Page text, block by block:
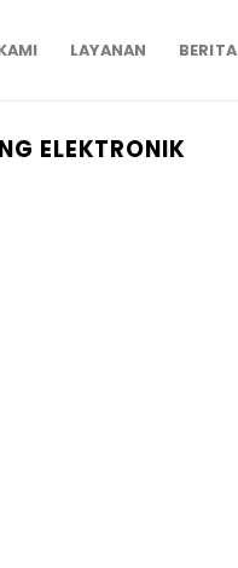
LAYANAN BERITA
ELEKTRONIK